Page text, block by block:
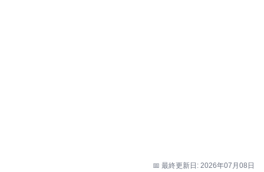
📅 最終更新日: 2026年07月08日